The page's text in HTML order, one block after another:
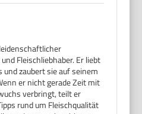
Fleischliebhaber. Er liebt
und zaubert sie auf seinem
er nicht gerade Zeit mit
verbringt, teilt er
rund um Fleischqualität